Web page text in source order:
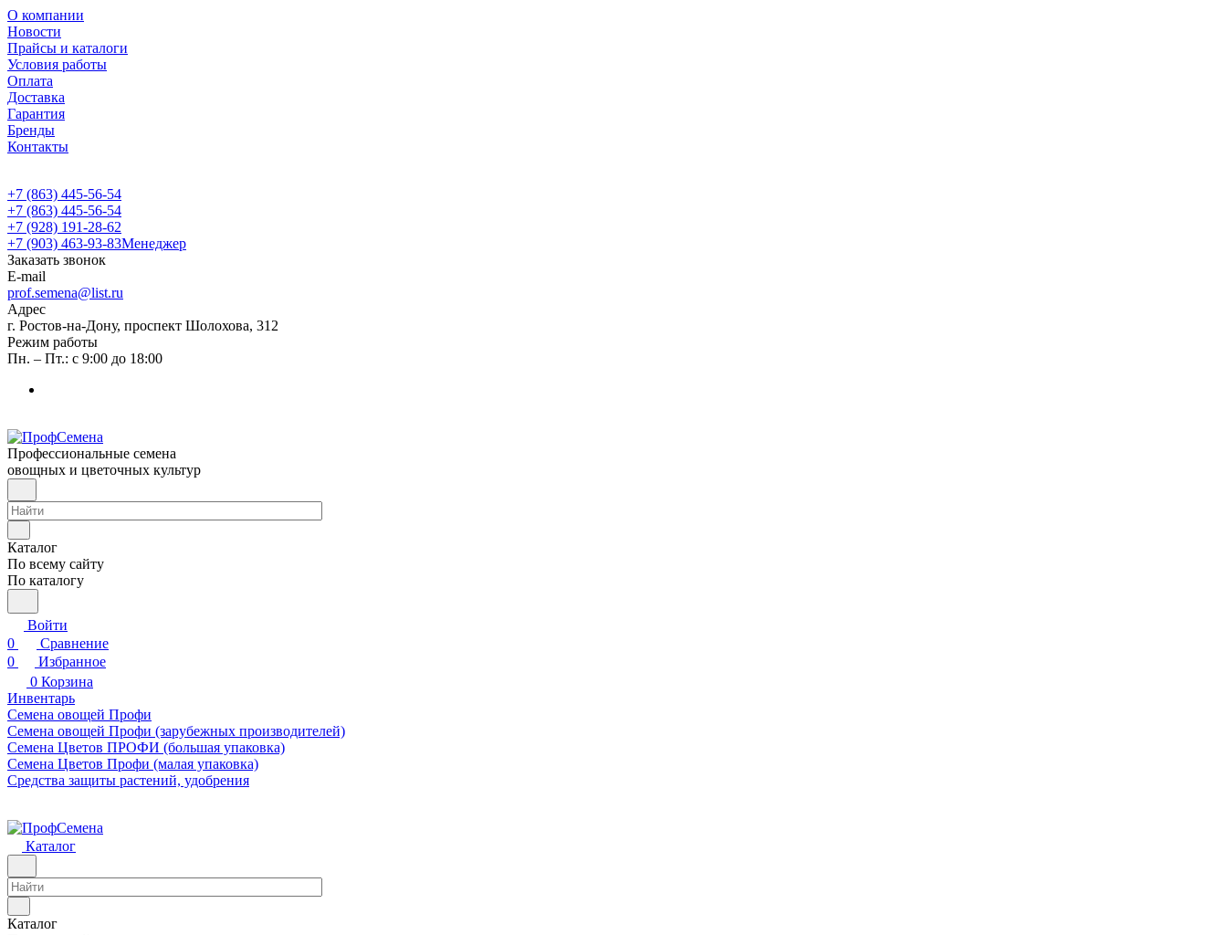
О компании
Новости
Прайсы и каталоги
Условия работы
Оплата
Доставка
Гарантия
Бренды
Контакты
+7 (863) 445-56-54
+7 (863) 445-56-54
+7 (928) 191-28-62
+7 (903) 463-93-83Менеджер
Заказать звонок
E-mail
prof.semena@list.ru
Адрес
г. Ростов-на-Дону, проспект Шолохова, 312
Режим работы
Пн. – Пт.: с 9:00 до 18:00
Профессиональные семена
овощных и цветочных культур
Каталог
По всему сайту
По каталогу
Войти
0
Сравнение
0
Избранное
0 Корзина
Инвентарь
Семена овощей Профи
Семена овощей Профи (зарубежных производителей)
Семена Цветов ПРОФИ (большая упаковка)
Семена Цветов Профи (малая упаковка)
Средства защиты растений, удобрения
Каталог
Каталог